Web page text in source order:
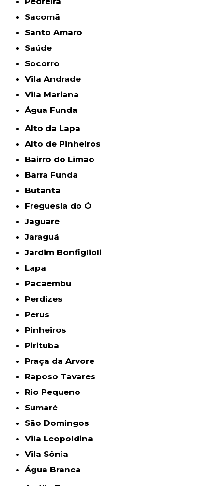
Sacomã
Santo Amaro
Saúde
Socorro
Vila Andrade
Vila Mariana
Água Funda
Alto da Lapa
Alto de Pinheiros
Bairro do Limão
Barra Funda
Butantã
Freguesia do Ó
Jaguaré
Jaraguá
Jardim Bonfiglioli
Lapa
Pacaembu
Perdizes
Perus
Pinheiros
Pirituba
Praça da Arvore
Raposo Tavares
Rio Pequeno
Sumaré
São Domingos
Vila Leopoldina
Vila Sônia
Água Branca